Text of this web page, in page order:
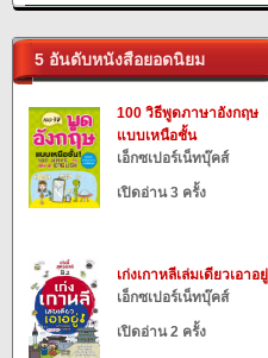
5 อันดับหนังสือยอดนิยม
100 วิธีพูดภาษาอังกฤษ
แบบเหนือชั้น
เอ็กซเปอร์เน็ทบุ๊คส์
เปิดอ่าน 3 ครั้ง
เก่งเกาหลีเล่มเดียวเอาอยู่
เอ็กซเปอร์เน็ทบุ๊คส์
เปิดอ่าน 2 ครั้ง